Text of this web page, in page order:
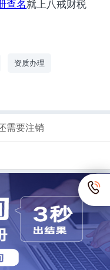
查名就上八戒财税
资质办理
需要注销